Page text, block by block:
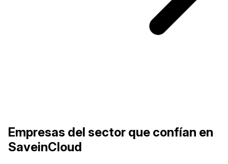
Empresas del sector que confían en
SaveinCloud